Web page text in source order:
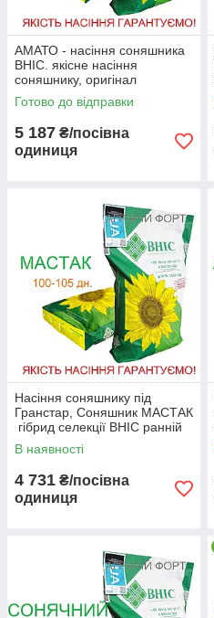
АМАТО - насіння соняшника
ВНІС. якісне насіння
соняшнику, оригінал
Готово до відправки
5 187 ₴/посівна
одиниця
Насіння соняшнику під
Гранстар, Соняшник МАСТАК
гібрид селекції ВНІС ранній
урожайний
В наявності
4 731 ₴/посівна
одиниця